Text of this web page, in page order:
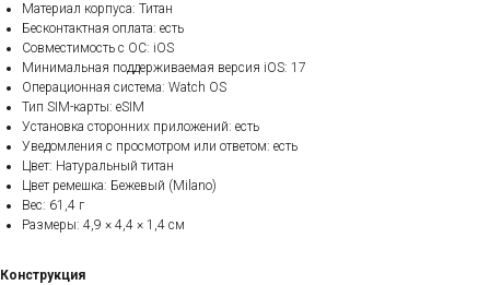
Материал корпуса: Титан
Бесконтактная оплата: есть
Совместимость с ОС: iOS
Минимальная поддерживаемая версия iOS: 17
Операционная система: Watch OS
Тип SIM-карты: eSIM
Установка сторонних приложений: есть
Уведомления с просмотром или ответом: есть
Цвет: Натуральный титан
Цвет ремешка: Бежевый (Milano)
Вес: 61,4 г
Размеры: 4,9 × 4,4 × 1,4 см
Конструкция